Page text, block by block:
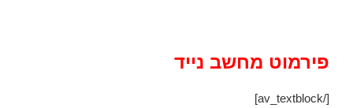
פירמוט מחשב נייד
[/av_textblock]